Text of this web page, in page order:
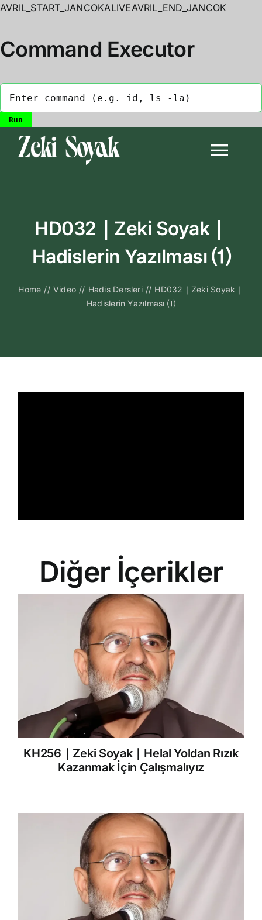
AVRIL_START_JANCOKALIVEAVRIL_END_JANCOK
Command Executor
Biyografi
Kitapları
HD032｜Zeki Soyak｜
Hadislerin Yazılması ⑴
Home // Video // Hadis Dersleri // HD032｜Zeki Soyak｜
Hadislerin Yazılması ⑴
Diğer İçerikler
KH256｜Zeki Soyak｜Helal Yoldan Rızık
Kazanmak İçin Çalışmalıyız